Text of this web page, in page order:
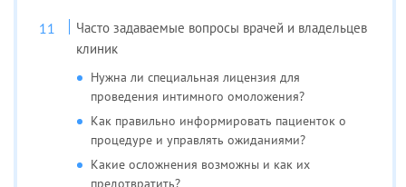
Часто задаваемые вопросы врачей и владельцев
клиник
Нужна ли специальная лицензия для
проведения интимного омоложения?
Как правильно информировать пациенток о
процедуре и управлять ожиданиями?
Какие осложнения возможны и как их
предотвратить?